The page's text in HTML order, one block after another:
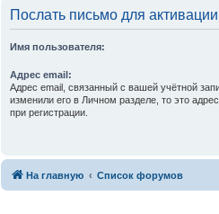
Послать письмо для
Имя пользователя:
Адрес email:
Адрес email, связанный с вашей учётной
изменили его в Личном разделе, то это
при регистрации.
На главную Список форумов